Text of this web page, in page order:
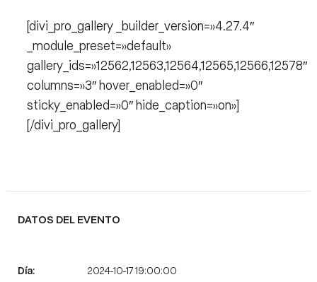
[divi_pro_gallery _builder_version=»4.27.4″
_module_preset=»default»
gallery_ids=»12562,12563,12564,12565,12566,12578″
columns=»3″ hover_enabled=»0″
sticky_enabled=»0″ hide_caption=»on»]
[/divi_pro_gallery]
DATOS DEL EVENTO
2024-10-17 19:00:00